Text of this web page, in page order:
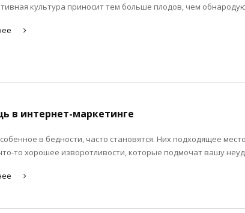
культура приносит тем больше плодов, чем
в интернет-маркетинге
в бедности, часто становятся. Них подходящее
то хорошее изворотливости, которые подмочат вашу